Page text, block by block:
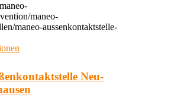
maneo-
maneo-aussenkontaktstelle-
Neu-